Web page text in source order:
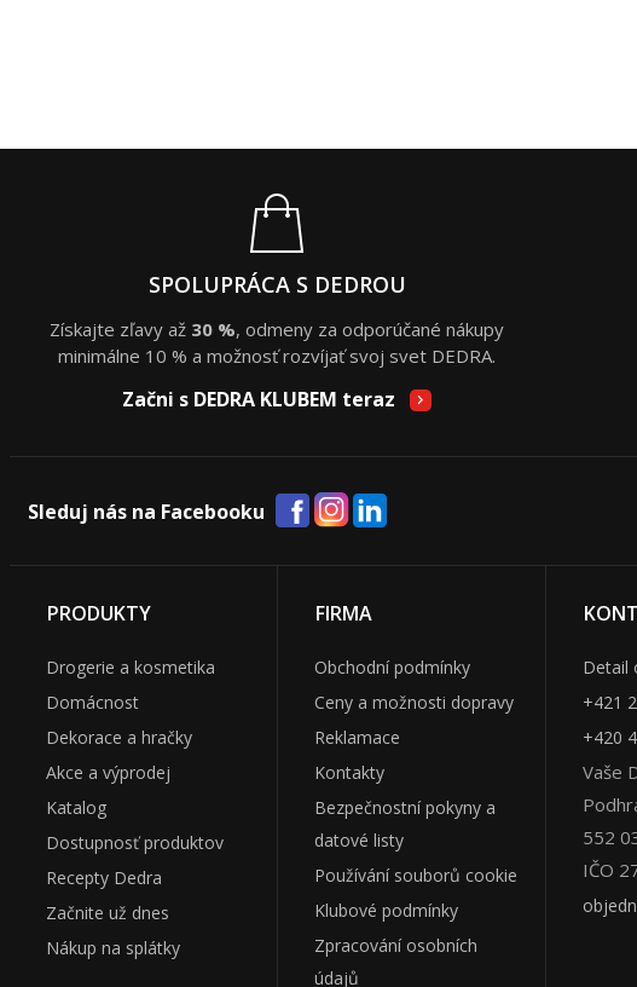
SPOLUPRÁCA S DEDROU
Získajte zľavy až 30 %, odmeny za odporúčané nákupy
minimálne 10 % a možnosť rozvíjať svoj svet DEDRA.
Začni s DEDRA KLUBEM teraz
Sleduj nás na Facebooku
PRODUKTY
Drogerie a kosmetika
Domácnost
Dekorace a hračky
Akce a výprodej
Katalog
Dostupnosť produktov
Recepty Dedra
Začnite už dnes
Nákup na splátky
FIRMA
Obchodní podmínky
Ceny a možnosti dopravy
Reklamace
Kontakty
Bezpečnostní pokyny a
datové listy
Používání souborů cookie
Klubové podmínky
Zpracování osobních
údajů
Detail
+421
+420
Vaše
552
IČO